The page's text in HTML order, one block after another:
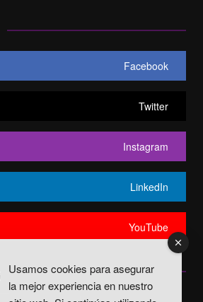
Facebook
Twitter
Instagram
LinkedIn
YouTube
Usamos cookies para asegurar
la mejor experiencia en nuestro